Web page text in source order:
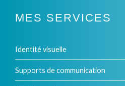
MES SERVICES
Identité visuelle
Supports de communication